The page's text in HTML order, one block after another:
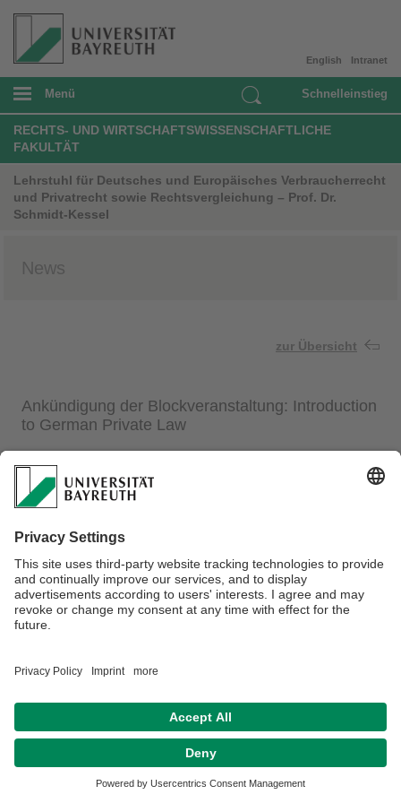
Intranet
English
Menü Schnelleinstieg
RECHTS- UND WIRTSCHAFTSWISSENSCHAFTLICHE
FAKULTÄT
Lehrstuhl für Deutsches und Europäisches Verbraucherrecht
und Privatrecht sowie Rechtsvergleichung – Prof. Dr.
Schmidt-Kessel
News
zur Übersicht
Ankündigung der Blockveranstaltung: Introduction
to German Private Law
Datenschutz / Disclaimer Impressum Hausordnung
Sitemap
Kontakt
Barrierefreiheitserklärung